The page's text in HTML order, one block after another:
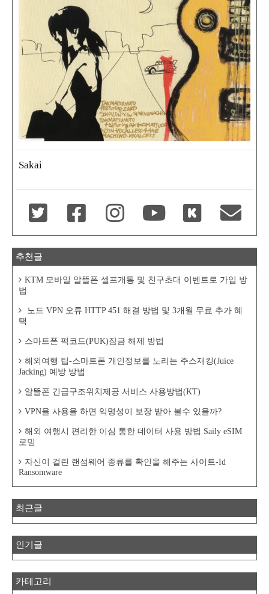
Sakai
추천글
KTM 모바일 알뜰폰 셀프개통 및 친구초대 이벤트로 가입 방
법
노드 VPN 오류 HTTP 451 해결 방법 및 3개월 무료 추가 혜
택
스마트폰 퍽코드(PUK)잠금 해제 방법
해외여행 팁-스마트폰 개인정보를 노리는 주스재킹(Juice
Jacking) 예방 방법
알뜰폰 긴급구조위치제공 서비스 사용방법(KT)
VPN을 사용을 하면 익명성이 보장 받아 볼수 있을까?
해외 여행시 편리한 이심 통한 데이터 사용 방법 Saily eSIM
로밍
자신이 걸린 랜섬웨어 종류를 확인을 해주는 사이트-Id
Ransomware
최근글
인기글
카테고리